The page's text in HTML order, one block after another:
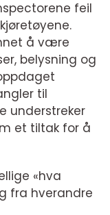
feil
å være
belysning og
til
understreker
et tiltak for å
«hva
fra hverandre